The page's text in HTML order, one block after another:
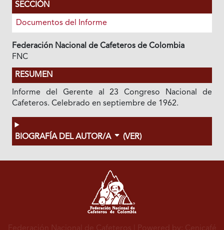
SECCIÓN
Documentos del Informe
Federación Nacional de Cafeteros de Colombia
FNC
RESUMEN
Informe del Gerente al 23 Congreso Nacional de
Cafeteros. Celebrado en septiembre de 1962.
BIOGRAFÍA DEL AUTOR/A (VER)
Federación Nacional de Cafeteros | Powered by: Cenicafé